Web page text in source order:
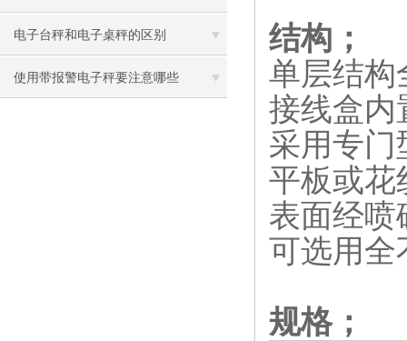
电子台秤和电子桌秤的区别
使用带报警电子秤要注意哪些
结构；
单层结构
接线盒内
采用专门
平板或花
表面经喷
可选用全
规格；